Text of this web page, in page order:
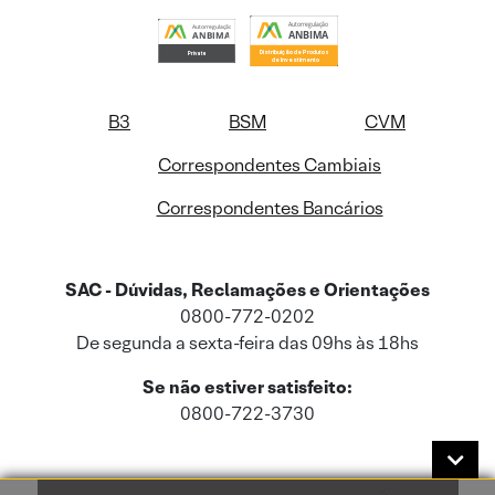
B3 BSM
CVM
Correspondentes Cambiais
Correspondentes Bancários
SAC - Dúvidas, Reclamações e Orientações
0800-772-0202
De segunda a sexta-feira das 09hs às 18hs
Se não estiver satisfeito:
0800-722-3730